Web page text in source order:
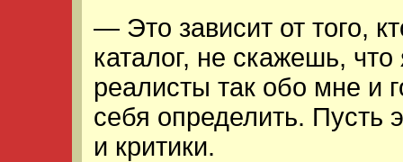
— Это зависит от того,
каталог, не скажешь,
реалисты так обо мне и
себя определить. Пусть
и критики.